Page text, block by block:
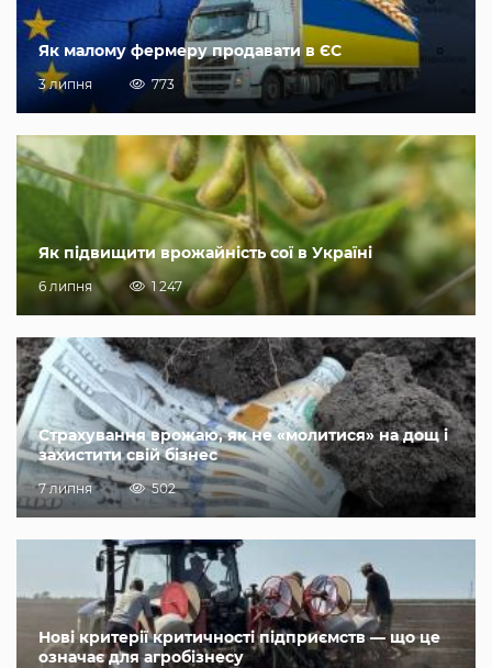
Як малому фермеру продавати в ЄС
3 липня 773
Як підвищити врожайність сої в Україні
6 липня 1 247
Страхування врожаю, як не «молитися» на дощ і
захистити свій бізнес
7 липня 502
Нові критерії критичності підприємств — що це
означає для агробізнесу